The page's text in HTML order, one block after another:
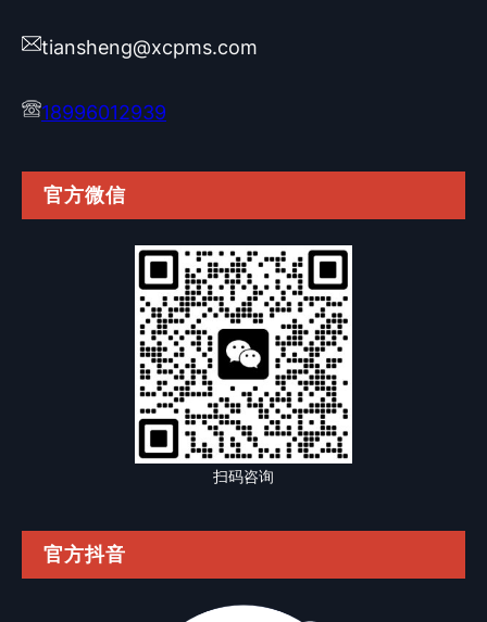
tiansheng@xcpms.com
18996012939
官方微信
扫码咨询
官方抖音